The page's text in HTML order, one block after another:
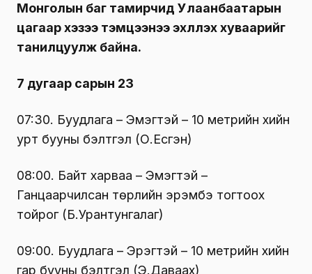
Монголын баг тамирчид Улаанбаатарын
цагаар хэзээ тэмцээнээ эхлүүлэх хуваарийг
танилцуулж байна.
7 дугаар сарын 23
07:30. Буудлага – Эмэгтэй – 10 метрийн хийн
урт бууны бэлтгэл (О.Есүгэн)
08:00. Байт харваа – Эмэгтэй –
Ганцаарчилсан төрлийн эрэмбэ тогтоох
тойрог (Б.Урантунгалаг)
09:00. Буудлага – Эрэгтэй – 10 метрийн хийн
гар бууны бэлтгэл (Э.Даваахүү)